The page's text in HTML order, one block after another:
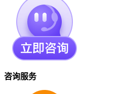
咨询服务